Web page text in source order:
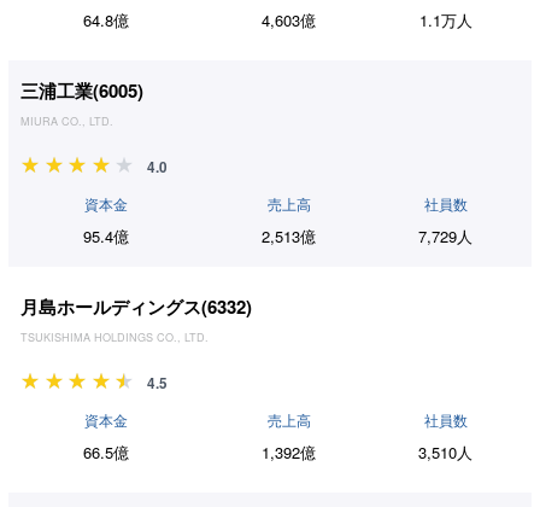
64.8億 4,603億 1.1万人
三浦工業(6005)
MIURA CO., LTD.
4.0
資本金
95.4億
売上高
2,513億
社員数
7,729人
月島ホールディングス(6332)
TSUKISHIMA HOLDINGS CO., LTD.
4.5
資本金
66.5億
売上高
1,392億
社員数
3,510人